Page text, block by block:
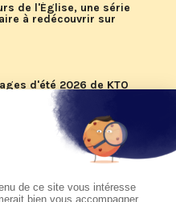
de l'Église, une série
à redécouvrir sur
d'été 2026 de KTO
du pape Léon